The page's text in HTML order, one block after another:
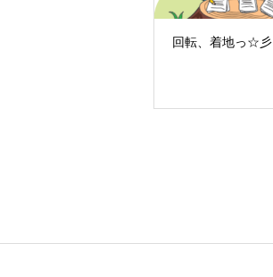
回転、着地っ☆彡